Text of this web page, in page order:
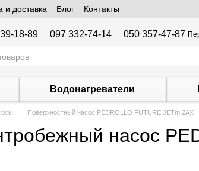
и доставка Блог Контакты
18-89 097 332-74-14 050 357-47-87
Водонагреватели
Поверхностный насос PEDROLLO FUTURE JETm 2AX
насос